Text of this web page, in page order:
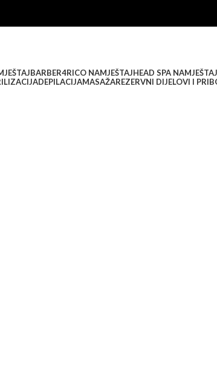
BARBER4RICO NAMJEŠTAJHEAD SPA NAMJEŠTAJ
DEPILACIJAMASAŽAREZERVNI DIJELOVI I